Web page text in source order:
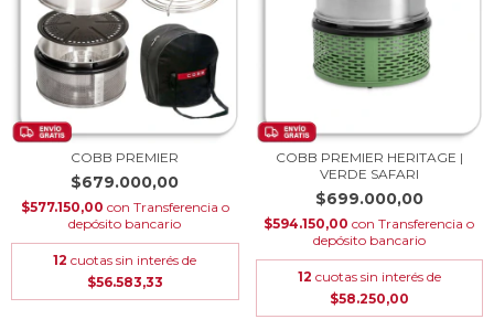
COBB PREMIER
$679.000,00
$577.150,00 con Transferencia o
depósito bancario
12 cuotas sin interés de
$56.583,33
COBB PREMIER HERITAGE |
VERDE SAFARI
$699.000,00
$594.150,00con Transferencia o
depósito bancario
12 cuotas sin interés de
$58.250,00